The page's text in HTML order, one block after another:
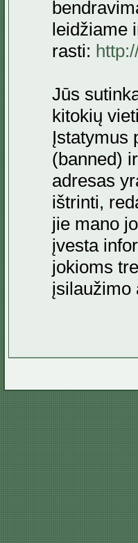
leidžiame
rasti:
Jūs
kitokių
Įstatymus
(banned)
adresas
ištrinti,
jie mano
įvesta
jokioms
įsilaužimo